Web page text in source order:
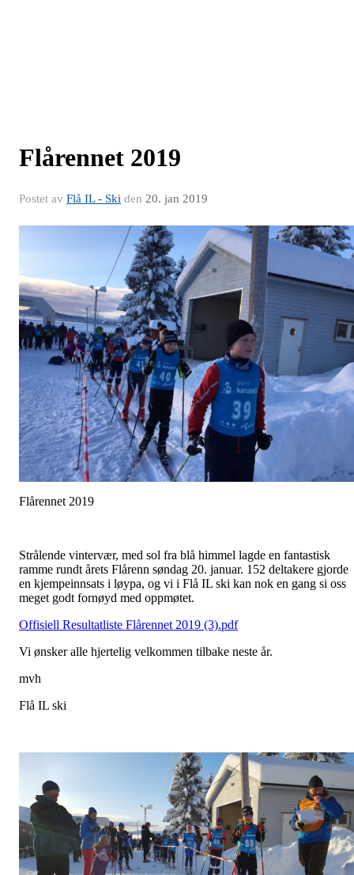
Flårennet 2019
Postet av Flå IL - Ski den 20. jan 2019
Flårennet 2019
Strålende vintervær, med sol fra blå himmel lagde en fantastisk
ramme rundt årets Flårenn søndag 20. januar. 152 deltakere gjorde
en kjempeinnsats i løypa, og vi i Flå IL ski kan nok en gang si oss
meget godt fornøyd med oppmøtet.
Offisiell Resultatliste Flårennet 2019 (3).pdf
Vi ønsker alle hjertelig velkommen tilbake neste år.
mvh
Flå IL ski